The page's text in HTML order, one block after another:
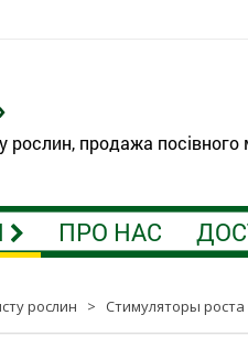
рослин, продажа посівного
ПРО НАС
рослин > Стимуляторы